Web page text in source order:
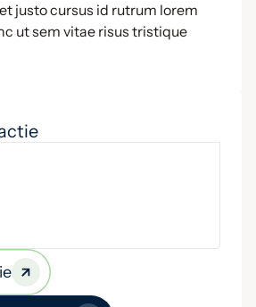
justo cursus id rutrum lorem
ut sem vitae risus tristique